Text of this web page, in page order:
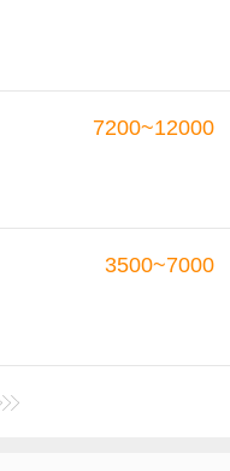
7200~12000
3500~7000